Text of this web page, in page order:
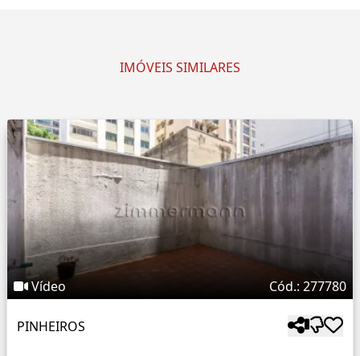
IMÓVEIS SIMILARES
Vídeo Cód.: 277780
PINHEIROS